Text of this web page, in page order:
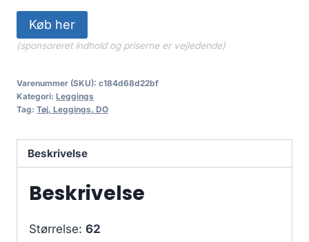
Køb her
(sponsoreret indhold og priserne er vejledende)
Varenummer (SKU): c184d68d22bf
Kategori: Leggings
Tag: Tøj, Leggings, DO
Beskrivelse
Beskrivelse
Størrelse: 62